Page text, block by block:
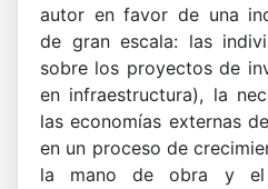
autor en favor de una
de gran escala: las
sobre los proyectos de
en infraestructura), la
las economías externas
en un proceso de
la mano de obra y el